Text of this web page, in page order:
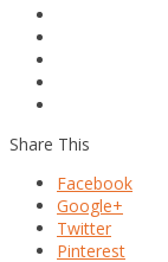
Share This
Facebook
Google+
Twitter
Pinterest